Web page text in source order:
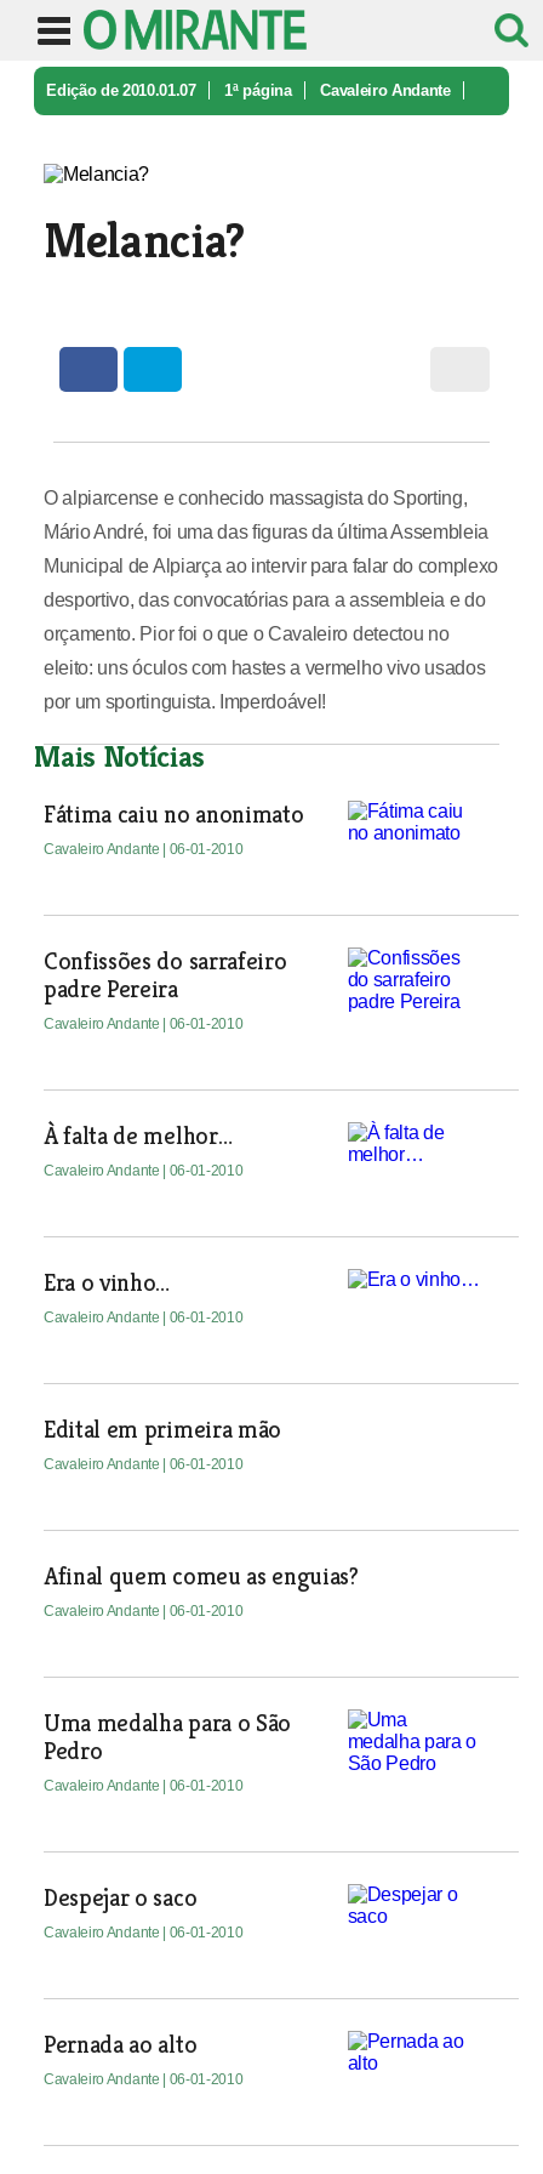
Edição de 2010.01.07 1ª página Cavaleiro Andante
Melancia?
O alpiarcense e conhecido massagista do Sporting,
Mário André, foi uma das figuras da última Assembleia
Municipal de Alpiarça ao intervir para falar do complexo
desportivo, das convocatórias para a assembleia e do
orçamento. Pior foi o que o Cavaleiro detectou no
eleito: uns óculos com hastes a vermelho vivo usados
por um sportinguista. Imperdoável!
Mais Notícias
Fátima caiu no anonimato
Cavaleiro Andante | 06-01-2010
Confissões do sarrafeiro
padre Pereira
Cavaleiro Andante | 06-01-2010
À falta de melhor…
Cavaleiro Andante | 06-01-2010
Era o vinho…
Cavaleiro Andante | 06-01-2010
Edital em primeira mão
Cavaleiro Andante | 06-01-2010
Afinal quem comeu as enguias?
Cavaleiro Andante | 06-01-2010
Uma medalha para o São
Pedro
Cavaleiro Andante | 06-01-2010
Despejar o saco
Cavaleiro Andante | 06-01-2010
Pernada ao alto
Cavaleiro Andante | 06-01-2010